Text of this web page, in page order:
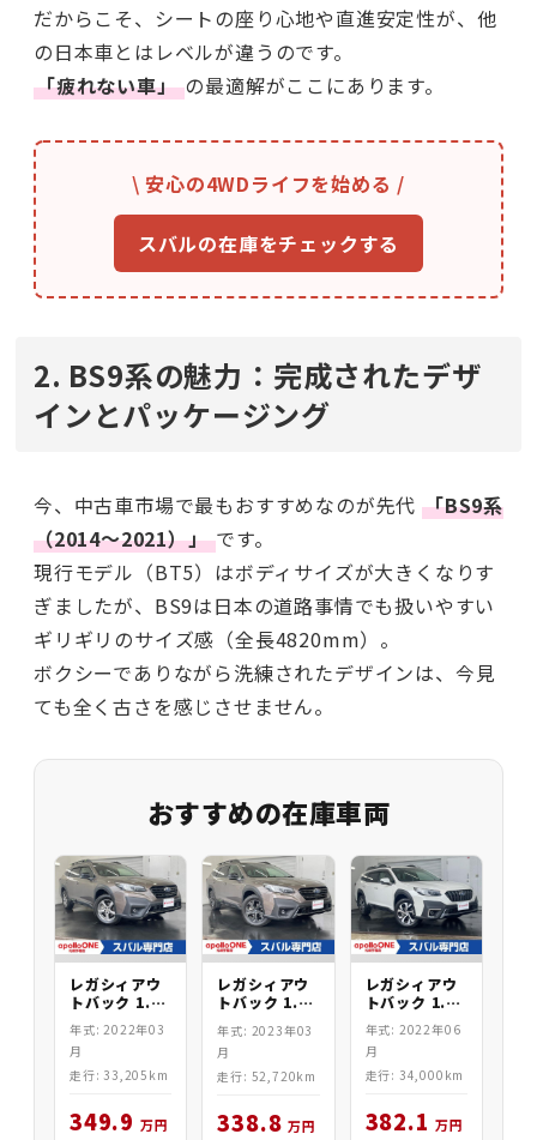
だからこそ、シートの座り心地や直進安定性が、他
の日本車とはレベルが違うのです。
「疲れない車」の最適解がここにあります。
\ 安心の4WDライフを始める /
スバルの在庫をチェックする
2. BS9系の魅力：完成されたデザ
インとパッケージング
今、中古車市場で最もおすすめなのが先代 「BS9系
（2014〜2021）」です。
現行モデル（BT5）はボディサイズが大きくなりす
ぎましたが、BS9は日本の道路事情でも扱いやすい
ギリギリのサイズ感（全長4820mm）。
ボクシーでありながら洗練されたデザインは、今見
ても全く古さを感じさせません。
おすすめの在庫車両
レガシィアウ
トバック 1.8
X-BREAK EX
年式: 2022年03
月
走行: 33,205km
349.9 万円
レガシィアウ
トバック 1.8
年式: 2023年03
月
走行: 52,720km
338.8 万円
レガシィアウ
トバック 1.8
Limited EX
年式: 2022年06
月
走行: 34,000km
382.1 万円